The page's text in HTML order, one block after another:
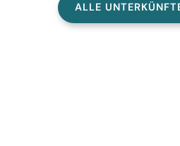
ALLE